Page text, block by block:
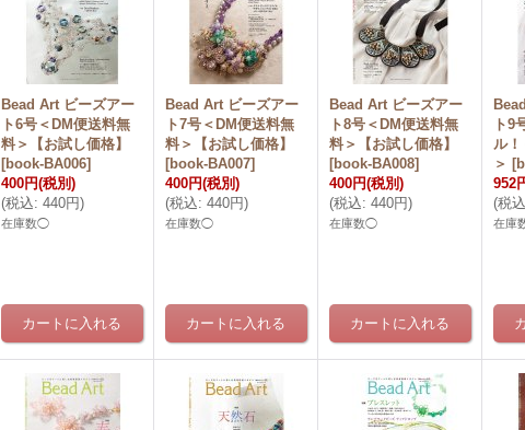
Bead Art ビーズアー
ト6号＜DM便送料無
料＞【お試し価格】
[book-BA006]
400円(税別)
(税込: 440円)
在庫数◯
Bead Art ビーズアー
ト7号＜DM便送料無
料＞【お試し価格】
[book-BA007]
400円(税別)
(税込: 440円)
在庫数◯
Bead Art ビーズアー
ト8号＜DM便送料無
料＞【お試し価格】
[book-BA008]
400円(税別)
(税込: 440円)
在庫数◯
ト9
ル！
＞ [
952
(税込
在庫